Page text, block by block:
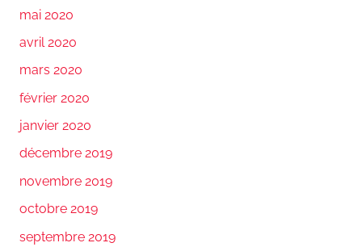
mai 2020
avril 2020
mars 2020
février 2020
janvier 2020
décembre 2019
novembre 2019
octobre 2019
septembre 2019